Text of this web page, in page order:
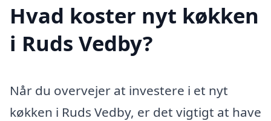
Hvad koster nyt køkken
i Ruds Vedby?
Når du overvejer at investere i et nyt
køkken i Ruds Vedby, er det vigtigt at have